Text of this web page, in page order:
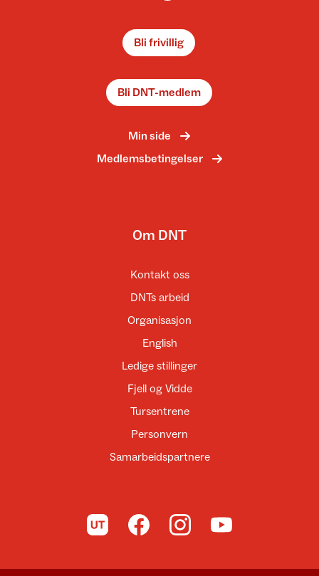
Bli frivillig
Bli DNT-medlem
Min side
Medlemsbetingelser
Om DNT
Kontakt oss
DNTs arbeid
Organisasjon
English
Ledige stillinger
Fjell og Vidde
Tursentrene
Personvern
Samarbeidspartnere
Til UT.no Til DNT på Facebook
Til DNT på Instagram
Til DNT på YouTube